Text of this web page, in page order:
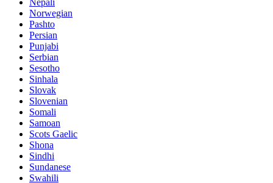
Norwegian
Pashto
Persian
Punjabi
Serbian
Sesotho
Sinhala
Slovak
Slovenian
Somali
Samoan
Scots Gaelic
Shona
Sindhi
Sundanese
Swahili